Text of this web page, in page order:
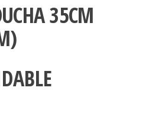
35CM